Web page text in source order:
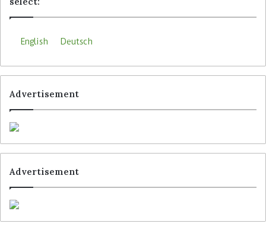
English Deutsch
Advertisement
Advertisement